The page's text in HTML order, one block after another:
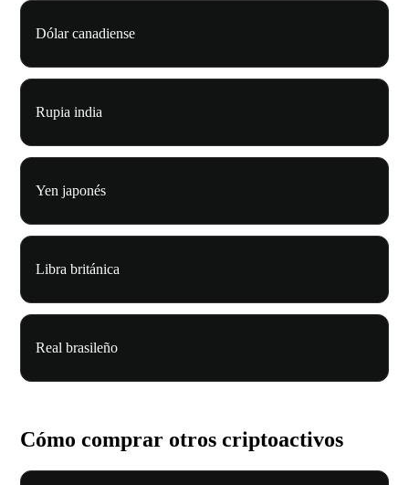
Dólar canadiense
Rupia india
Yen japonés
Libra británica
Real brasileño
Cómo comprar otros criptoactivos